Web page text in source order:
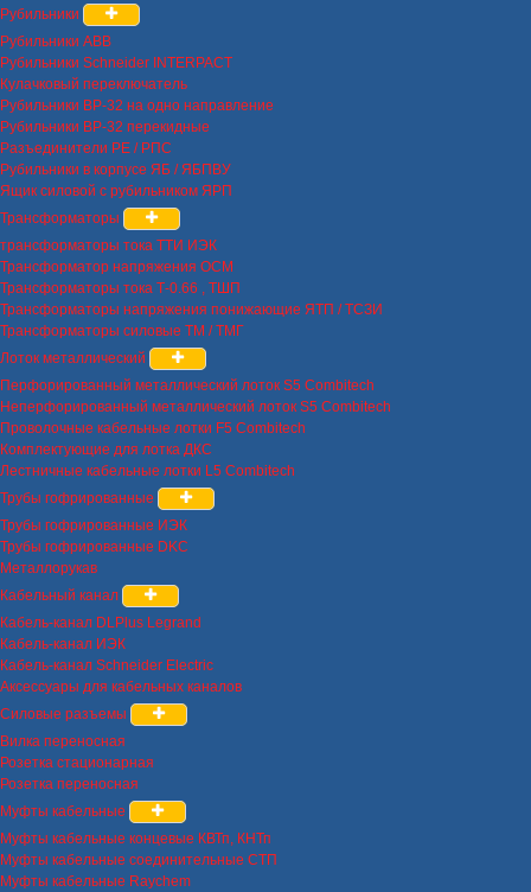
Рубильники
Рубильники ABB
Рубильники Schneider INTERPACT
Кулачковый переключатель
Рубильники ВР-32 на одно направление
Рубильники ВР-32 перекидные
Разъединители РЕ / РПС
Рубильники в корпусе ЯБ / ЯБПВУ
Ящик силовой с рубильником ЯРП
Трансформаторы
трансформаторы тока ТТИ ИЭК
Трансформатор напряжения ОСМ
Трансформаторы тока Т-0.66 , ТШП
Трансформаторы напряжения понижающие ЯТП / ТСЗИ
Трансформаторы силовые ТМ / ТМГ
Лоток металлический
Перфорированный металлический лоток S5 Combitech
Неперфорированный металлический лоток S5 Combitech
Проволочные кабельные лотки F5 Combitech
Комплектующие для лотка ДКС
Лестничные кабельные лотки L5 Combitech
Трубы гофрированные
Трубы гофрированные ИЭК
Трубы гофрированные DKC
Металлорукав
Кабельный канал
Кабель-канал DLPlus Legrand
Кабель-канал ИЭК
Кабель-канал Schneider Electric
Аксессуары для кабельных каналов
Силовые разъемы
Вилка переносная
Розетка стационарная
Розетка переносная
Муфты кабельные
Муфты кабельные концевые КВТп, КНТп
Муфты кабельные соединительные СТП
Муфты кабельные Raychem